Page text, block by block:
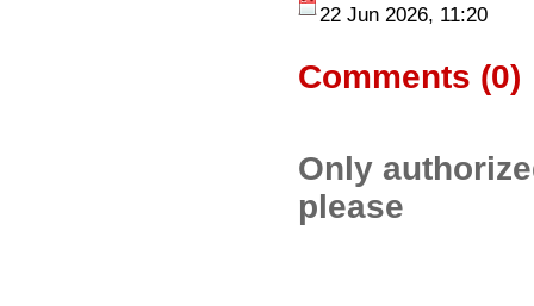
22 Jun 2026, 11:20
Comments (0)
Only
please